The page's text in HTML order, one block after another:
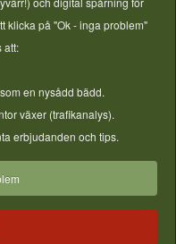
vill lyckas med
sista burk
till tomaten och till
klicka på "Ok - inga problem"
att:
en nysådd bädd.
växer (trafikanalys).
erbjudanden och tips.